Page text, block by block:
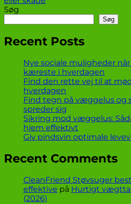
Søg
Søg
Recent Posts
Nye sociale muligheder
kæreste i hverdagen
Find den rette vej til at
hverdagen
Find tegn på væggelus og
spreder sig
Sikring mod væggelus:
hjem effektivt
Giv pindsvin optimale
Recent Comments
CleanFriend Støvsuger
effektive på Hurtigt
(2026)